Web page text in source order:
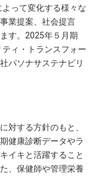
って変化する様々な
業提案、社会提言
す。2025年５月期
ィ・トランスフォー
パソナサステナビリ
対する方針のもと、
健康診断データやラ
イキと活躍すること
、保健師や管理栄養